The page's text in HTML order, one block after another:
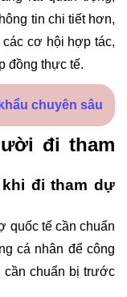
tin chi tiết hơn,
cơ hội hợp tác,
đồng thực tế.
chuyên sâu
đi tham
đi tham dự
quốc tế cần chuẩn
cá nhân để công
cần chuẩn bị trước